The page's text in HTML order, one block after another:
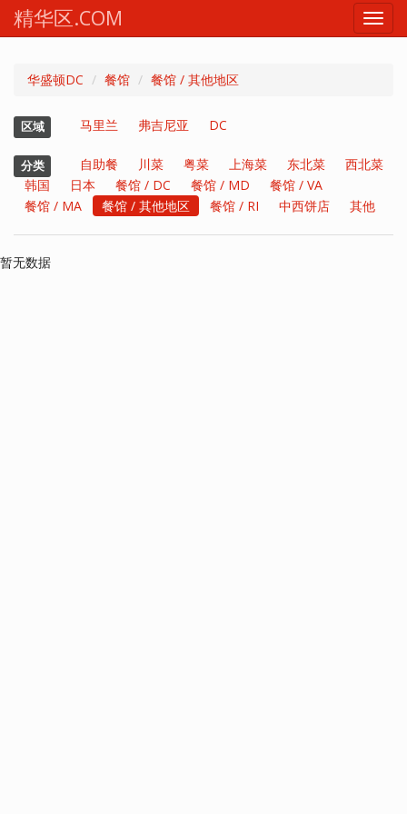
精华区.COM
华盛顿DC 餐馆 餐馆 / 其他地区
区域 马里兰 弗吉尼亚 DC
分类 自助餐 川菜 粤菜 上海菜 东北菜
西北菜
韩国
日本 餐馆 / DC 餐馆 / MD
餐馆 / VA
餐馆 / MA
餐馆 / 其他地区 餐馆 / RI 中西饼店 其他
暂无数据